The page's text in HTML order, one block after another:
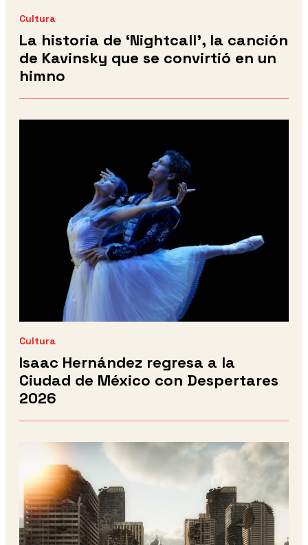
Cultura
La historia de ‘Nightcall’, la canción
de Kavinsky que se convirtió en un
himno
Cultura
Isaac Hernández regresa a la
Ciudad de México con Despertares
2026